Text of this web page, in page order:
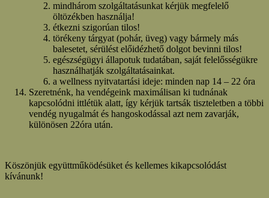
mindhárom szolgáltatásunkat kérjük megfelelő
öltözékben használja!
étkezni szigorúan tilos!
törékeny tárgyat (pohár, üveg) vagy bármely más
balesetet, sérülést előidézhető dolgot bevinni tilos!
egészségügyi állapotuk tudatában, saját felelősségükre
használhatják szolgáltatásainkat.
a wellness nyitvatartási ideje: minden nap 14 – 22 óra
Szeretnénk, ha vendégeink maximálisan ki tudnának
kapcsolódni ittlétük alatt, így kérjük tartsák tiszteletben a többi
vendég nyugalmát és hangoskodással azt nem zavarják,
különösen 22óra után.
Köszönjük együttműködésüket és kellemes kikapcsolódást
kívánunk!